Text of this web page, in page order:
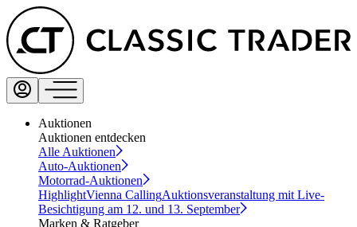
Auktionen
Auktionen entdecken
Alle Auktionen
Auto-Auktionen
Motorrad-Auktionen
HighlightVienna CallingAuktionsveranstaltung mit Live-
Besichtigung am 12. und 13. September
Marken & Ratgeber